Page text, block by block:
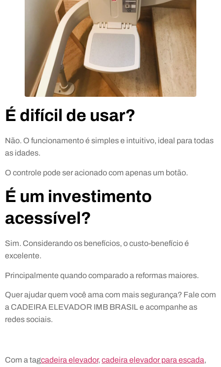
É difícil de usar?
Não. O funcionamento é simples e intuitivo, ideal para todas
as idades.
O controle pode ser acionado com apenas um botão.
É um investimento
acessível?
Sim. Considerando os benefícios, o custo-benefício é
excelente.
Principalmente quando comparado a reformas maiores.
Quer ajudar quem você ama com mais segurança? Fale com
a CADEIRA ELEVADOR IMB BRASIL e acompanhe as
redes sociais.
Com a tagcadeira elevador, cadeira elevador para escada,